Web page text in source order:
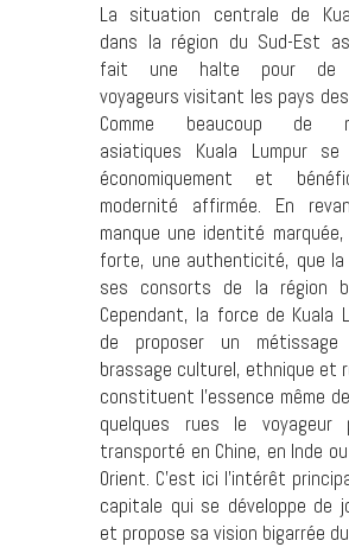
La situation centrale de
dans la région du Sud-Est
fait une halte pour de
voyageurs visitant les pays
Comme beaucoup de
asiatiques Kuala Lumpur se
économiquement et
modernité affirmée. En
manque une identité marquée,
forte, une authenticité, que la
ses consorts de la région
Cependant, la force de Kuala
de proposer un
brassage culturel, ethnique et
constituent l’essence même
quelques rues le
transporté en Chine, en Inde
Orient. C’est ici l’intérêt
capitale qui se développe de
et propose sa vision bigarrée